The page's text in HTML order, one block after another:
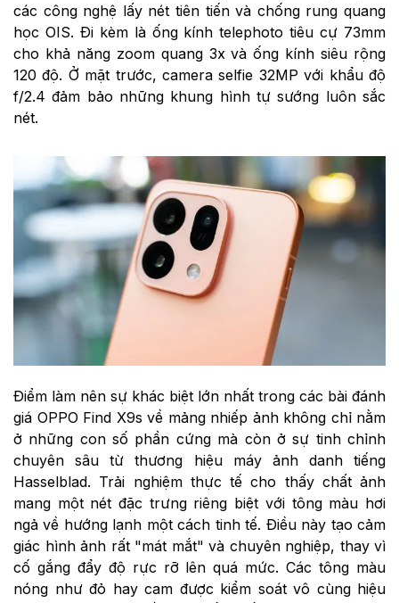
các công nghệ lấy nét tiên tiến và chống rung quang
học OIS. Đi kèm là ống kính telephoto tiêu cự 73mm
cho khả năng zoom quang 3x và ống kính siêu rộng
120 độ. Ở mặt trước, camera selfie 32MP với khẩu độ
f/2.4 đảm bảo những khung hình tự sướng luôn sắc
nét.
Điểm làm nên sự khác biệt lớn nhất trong các bài đánh
giá OPPO Find X9s về mảng nhiếp ảnh không chỉ nằm
ở những con số phần cứng mà còn ở sự tinh chỉnh
chuyên sâu từ thương hiệu máy ảnh danh tiếng
Hasselblad. Trải nghiệm thực tế cho thấy chất ảnh
mang một nét đặc trưng riêng biệt với tông màu hơi
ngả về hướng lạnh một cách tinh tế. Điều này tạo cảm
giác hình ảnh rất "mát mắt" và chuyên nghiệp, thay vì
cố gắng đẩy độ rực rỡ lên quá mức. Các tông màu
nóng như đỏ hay cam được kiểm soát vô cùng hiệu